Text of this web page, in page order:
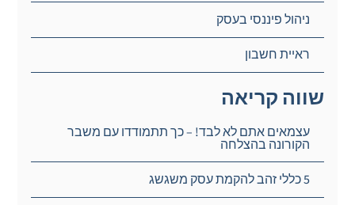
ניהול פיננסי בעסק
ראיית חשבון
שווה קריאה
עצמאים אתם לא לבד! – כך תתמודדו עם משבר
הקורונה בהצלחה
5 כללי זהב להקמת עסק משגשג